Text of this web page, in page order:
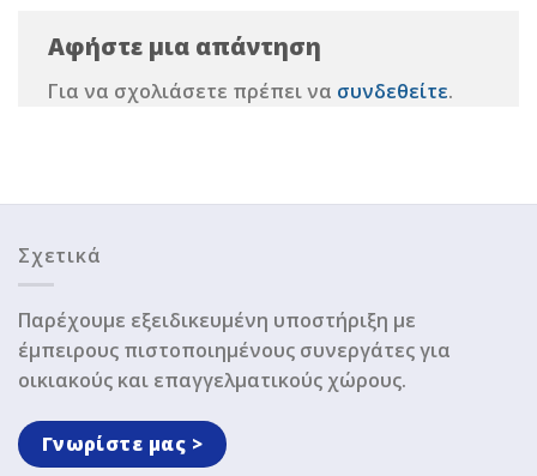
Αφήστε μια απάντηση
Για να σχολιάσετε πρέπει να συνδεθείτε.
Σχετικά
Παρέχουμε εξειδικευμένη υποστήριξη με
έμπειρους πιστοποιημένους συνεργάτες για
οικιακούς και επαγγελματικούς χώρους.
Γνωρίστε μας >